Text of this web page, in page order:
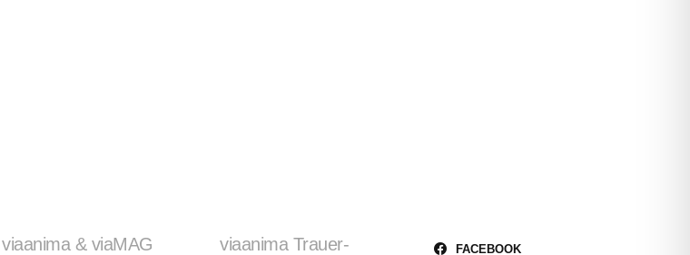
viaanima & viaMAG
viaanima Trauer-
FACEBOOK